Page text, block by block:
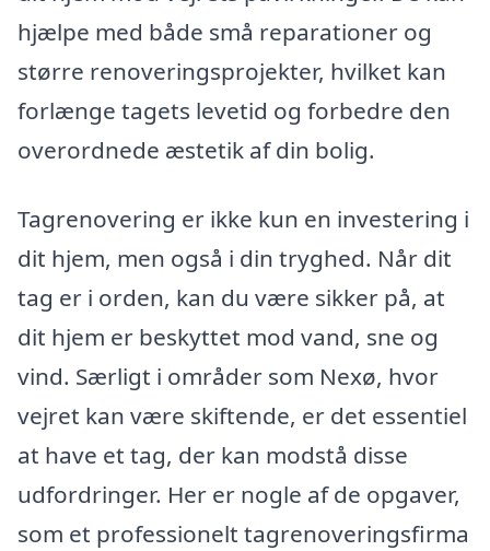
hjælpe med både små reparationer og
større renoveringsprojekter, hvilket kan
forlænge tagets levetid og forbedre den
overordnede æstetik af din bolig.
Tagrenovering er ikke kun en investering i
dit hjem, men også i din tryghed. Når dit
tag er i orden, kan du være sikker på, at
dit hjem er beskyttet mod vand, sne og
vind. Særligt i områder som Nexø, hvor
vejret kan være skiftende, er det essentiel
at have et tag, der kan modstå disse
udfordringer. Her er nogle af de opgaver,
som et professionelt tagrenoveringsfirma